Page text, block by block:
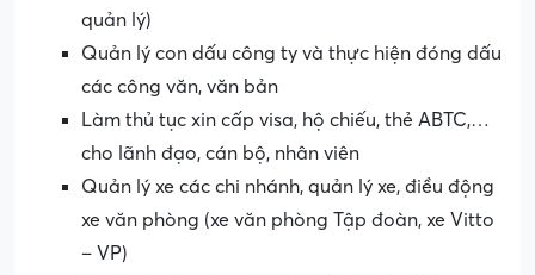
quản lý)
Quản lý con dấu công ty và thực hiện đóng dấu
các công văn, văn bản
Làm thủ tục xin cấp visa, hộ chiếu, thẻ ABTC,…
cho lãnh đạo, cán bộ, nhân viên
Quản lý xe các chi nhánh, quản lý xe, điều động
xe văn phòng (xe văn phòng Tập đoàn, xe Vitto
– VP)